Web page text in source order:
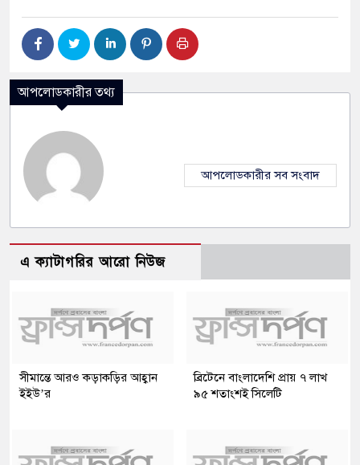
আপলোডকারীর তথ্য
আপলোডকারীর সব সংবাদ
এ ক্যাটাগরির আরো নিউজ
সীমান্তে আরও কড়াকড়ির আহ্বান
ইইউ’র
ব্রিটেনে বাংলাদেশি প্রায় ৭ লাখ
৯৫ শতাংশই সিলেটি